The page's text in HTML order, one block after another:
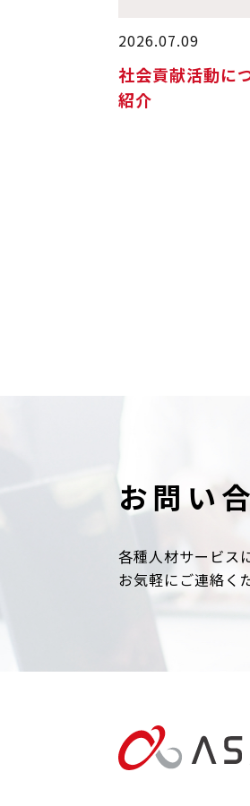
2026.07.09
社会貢献活動に
紹介
お問い
各種人材サービス
お気軽にご連絡く